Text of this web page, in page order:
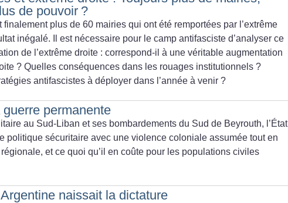
de pouvoir ?
finalement plus de 60 mairies qui ont été remportées par l’extrême
inégalé. Il est nécessaire pour le camp antifasciste d’analyser ce
de l’extrême droite : correspond-il à une véritable augmentation
? Quelles conséquences dans les rouages institutionnels ?
antifascistes à déployer dans l’année à venir ?
permanente
au Sud-Liban et ses bombardements du Sud de Beyrouth, l’État
politique sécuritaire avec une violence coloniale assumée tout en
et ce quoi qu’il en coûte pour les populations civiles
naissait la dictature